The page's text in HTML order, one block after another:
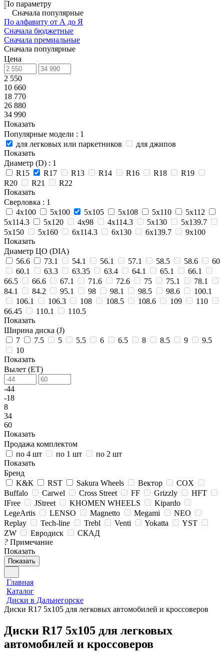
По параметру
Сначала популярные
По алфавиту от А до Я
Сначала бюджетные
Сначала премиальные
Сначала популярные
Цена
2 550
10 660
18 770
26 880
34 990
Показать
Популярные модели : 1
для легковых или паркетников
для джипов
Показать
Диаметр (D) : 1
R15
R17 R13 R14 R16 R18
R19
R20
R21
R22
Показать
Сверловка : 1
4х100
5х100 5x105 5х108 5х110
5х112
5х114.3
5х120 4х98 4х114.3 5х130
5х139.7
5х150
5х160 6х114.3 6х130 6х139.7
9х100
Показать
Диаметр ЦО (DIA)
56.6
73.1 54.1 56.1 57.1 58.5 58.6
60
60.1
63.3 63.35 63.4 64.1 65.1
66.1
66.5
66.6 67.1 71.6 72.6 75 75.1
78.1
84.1
84.2 95.1 98 98.1 98.5 98.6
100.1
106.1
106.3 108 108.5 108.6 109
110
66.45
110.1
110.5
Показать
Ширина диска (J)
7
7.5 5 5.5 6 6.5 8 8.5 9
9.5
10
Показать
Вылет (ET)
-44
-18
8
34
60
Показать
Продажа комплектом
по 4 шт
по 1 шт
по 2 шт
Показать
Бренд
K&К
RST Sakura Wheels Вектор
COX
Buffalo
Carwel Cross Street FF Grizzly
HFT
IFree
JStreet KHOMEN WHEELS
Kipardo
LegeArtis
LENSO Magnetto Megami
NEO
Replay
Tech-line Trebl Venti Yokatta
YST
ZW
Евродиск
СКАД
? Примечание
Показать
Показать
Главная
Каталог
Диски в Дальнегорске
Диски R17 5x105 для легковых автомобилей и кроссоверов
Диски R17 5x105 для легковых
автомобилей и кроссоверов